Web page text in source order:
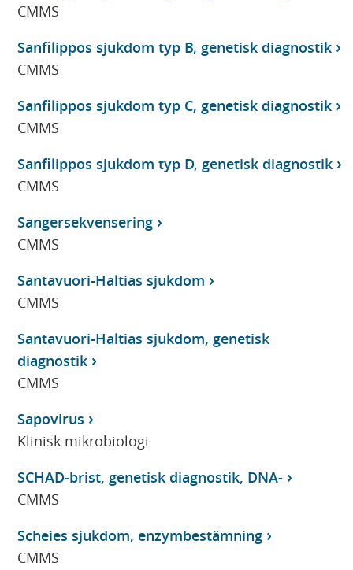
CMMS
Sanfilippos sjukdom typ B, genetisk diagnostik
CMMS
Sanfilippos sjukdom typ C, genetisk diagnostik
CMMS
Sanfilippos sjukdom typ D, genetisk diagnostik
CMMS
Sangersekvensering
CMMS
Santavuori-Haltias sjukdom
CMMS
Santavuori-Haltias sjukdom, genetisk
diagnostik
CMMS
Sapovirus
Klinisk mikrobiologi
SCHAD-brist, genetisk diagnostik, DNA-
CMMS
Scheies sjukdom, enzymbestämning
CMMS